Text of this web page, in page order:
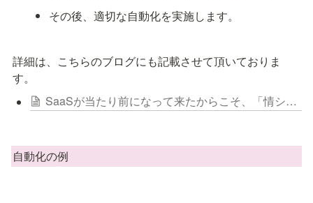
その後、適切な自動化を実施します。
詳細は、こちらのブログにも記載させて頂いておりま
す。
SaaSが当たり前になって来たからこそ、「情シス」に求められる役割や期待が変わってきていると思う。
自動化の例